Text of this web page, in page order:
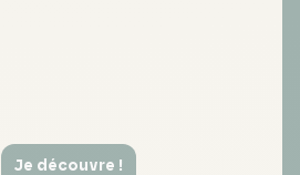
Je découvre !